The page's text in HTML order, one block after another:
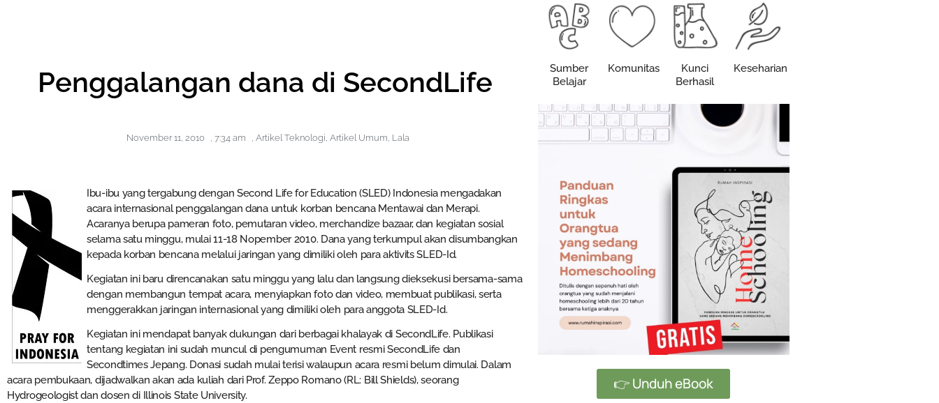
Penggalangan dana di SecondLife
November 11, 2010 , 7:34 am , Artikel Teknologi,Artikel Umum, Lala
Ibu-ibu yang tergabung dengan Second Life for Education (SLED) Indonesia mengadakan
acara internasional penggalangan dana untuk korban bencana Mentawai dan Merapi.
Acaranya berupa pameran foto, pemutaran video, merchandize bazaar, dan kegiatan sosial
selama satu minggu, mulai 11-18 Nopember 2010. Dana yang terkumpul akan disumbangkan
kepada korban bencana melalui jaringan yang dimiliki oleh para aktivits SLED-Id.
Kegiatan ini baru direncanakan satu minggu yang lalu dan langsung dieksekusi bersama-sama
dengan membangun tempat acara, menyiapkan foto dan video, membuat publikasi, serta
menggerakkan jaringan internasional yang dimiliki oleh para anggota SLED-Id.
Kegiatan ini mendapat banyak dukungan dari berbagai khalayak di SecondLife. Publikasi
tentang kegiatan ini sudah muncul di pengumuman Event resmi SecondLife dan
Secondtimes Jepang. Donasi sudah mulai terisi walaupun acara resmi belum dimulai. Dalam
acara pembukaan, dijadwalkan akan ada kuliah dari Prof. Zeppo Romano (RL: Bill Shields), seorang
Hydrogeologist dan dosen di Illinois State University.
Sumber
Belajar
Komunitas
Kunci
Berhasil
Keseharian
👉 Unduh eBook